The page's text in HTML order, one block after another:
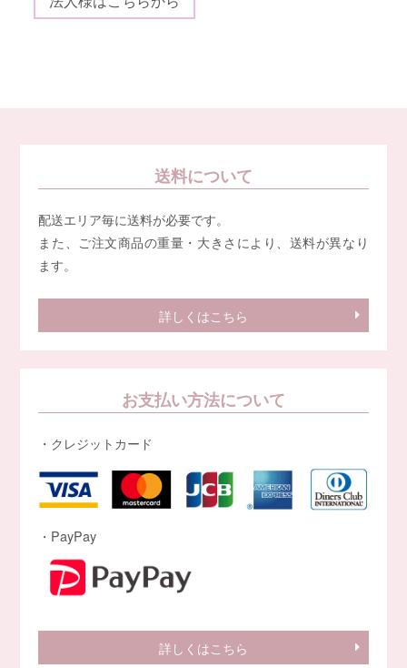
送料について
配送エリア毎に送料が必要です。
また、ご注文商品の重量・大きさにより、送料が異なり
ます。
詳しくはこちら
お支払い方法について
・クレジットカード
・PayPay
詳しくはこちら